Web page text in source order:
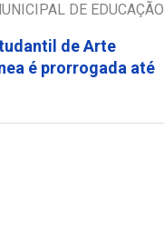
DE EDUCAÇÃO
de Arte
é prorrogada até